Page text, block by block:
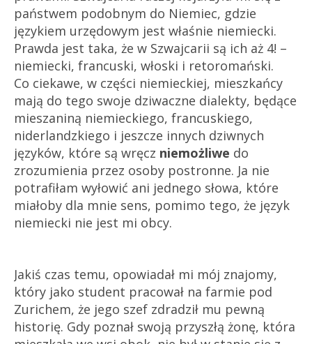
państwem podobnym do Niemiec, gdzie
językiem urzędowym jest właśnie niemiecki.
Prawda jest taka, że w Szwajcarii są ich aż 4! –
niemiecki, francuski, włoski i retoromański.
Co ciekawe, w części niemieckiej, mieszkańcy
mają do tego swoje dziwaczne dialekty, będące
mieszaniną niemieckiego, francuskiego,
niderlandzkiego i jeszcze innych dziwnych
języków, które są wręcz niemożliwe do
zrozumienia przez osoby postronne. Ja nie
potrafiłam wyłowić ani jednego słowa, które
miałoby dla mnie sens, pomimo tego, że język
niemiecki nie jest mi obcy.
Jakiś czas temu, opowiadał mi mój znajomy,
który jako student pracował na farmie pod
Zurichem, że jego szef zdradził mu pewną
historię. Gdy poznał swoją przyszłą żonę, która